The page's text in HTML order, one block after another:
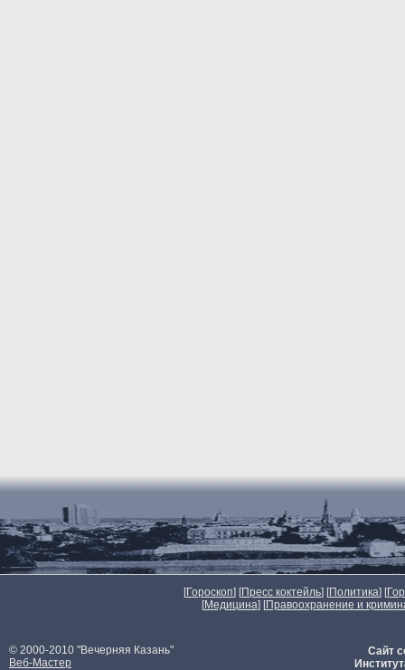
[Гороскоп] [Пресс коктейль] [Политика] [
[Медицина] [Правоохранение и
© 2000-2010 "Вечерняя Казань"
Веб-Мастер
Сайт